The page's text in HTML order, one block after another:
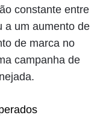
constante entre
a um aumento de
de marca no
campanha de